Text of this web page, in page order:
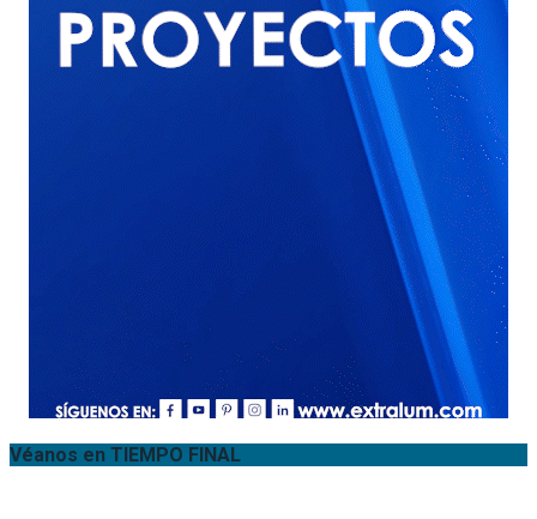
Véanos en TIEMPO FINAL